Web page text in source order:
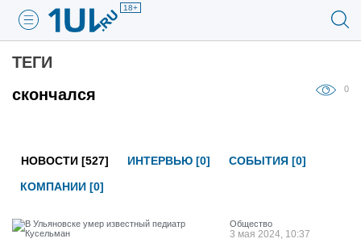
18+
ТЕГИ
скончался
0
НОВОСТИ [527] ИНТЕРВЬЮ [0]
СОБЫТИЯ [0]
КОМПАНИИ [0]
Общество
3 мая 2024, 10:37